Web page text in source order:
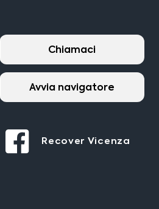
Chiamaci
Avvia navigatore
Recover Vicenza